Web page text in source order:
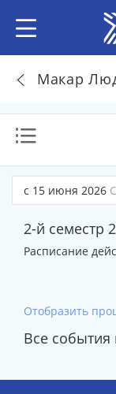
Макар
с 15 июня 2026
2-й семестр
Расписание
Отобразить
Все